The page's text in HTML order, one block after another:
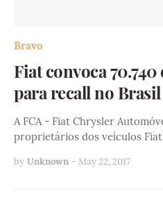
Bravo
Fiat convoca 70.740
para recall no Brasil
A FCA - Fiat Chrysler
proprietários dos veículos
by Unknown - May 22, 2017